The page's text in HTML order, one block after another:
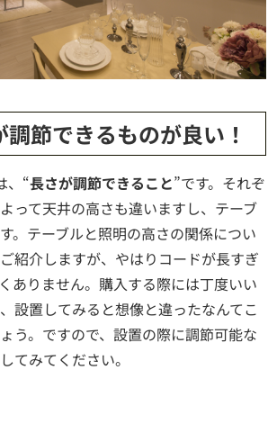
節できるものが良い！
、“長さが調節できること”です。それぞ
って天井の高さも違いますし、テーブ
。テーブルと照明の高さの関係につい
紹介しますが、やはりコードが長すぎ
ありません。購入する際には丁度いい
設置してみると想像と違ったなんてこ
う。ですので、設置の際に調節可能な
てみてください。